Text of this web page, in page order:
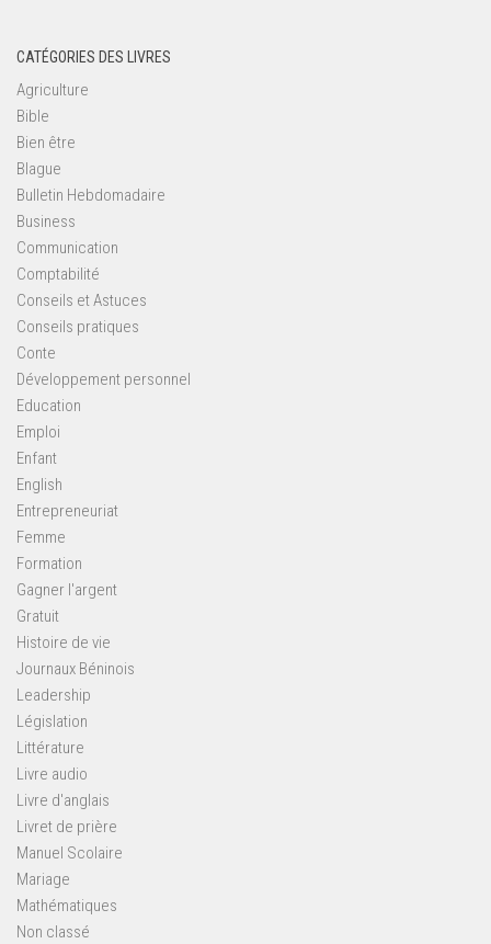
CATÉGORIES DES LIVRES
Agriculture
Bible
Bien être
Blague
Bulletin Hebdomadaire
Business
Communication
Comptabilité
Conseils et Astuces
Conseils pratiques
Conte
Développement personnel
Education
Emploi
Enfant
English
Entrepreneuriat
Femme
Formation
Gagner l'argent
Gratuit
Histoire de vie
Journaux Béninois
Leadership
Législation
Littérature
Livre audio
Livre d'anglais
Livret de prière
Manuel Scolaire
Mariage
Mathématiques
Non classé